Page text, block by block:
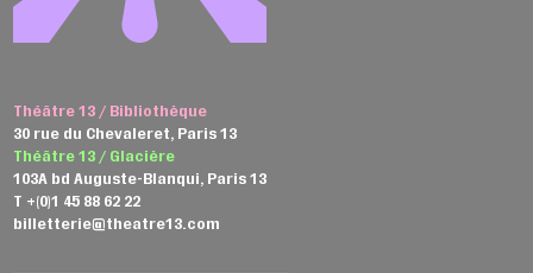
Théâtre 13 / Bibliothèque
30 rue du Chevaleret, Paris 13
Théâtre 13 / Glacière
103A bd Auguste-Blanqui, Paris 13
T +(0)1 45 88 62 22
billetterie@theatre13.com